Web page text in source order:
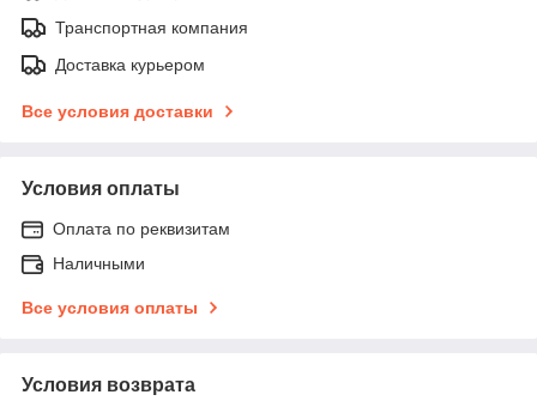
Транспортная компания
Доставка курьером
Все условия доставки
Условия оплаты
Оплата по реквизитам
Наличными
Все условия оплаты
Условия возврата